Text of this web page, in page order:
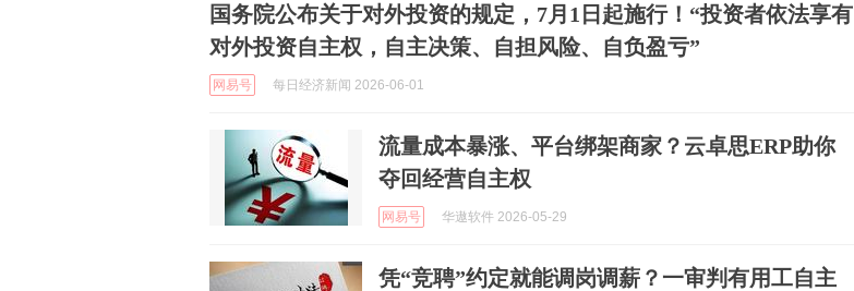
国务院公布关于对外投资的规定，7月1日起施行！“投资者依法享有
对外投资自主权，自主决策、自担风险、自负盈亏”
网易号 每日经济新闻 2026-06-01
流量成本暴涨、平台绑架商家？云卓思ERP助你
夺回经营自主权
网易号 华遨软件 2026-05-29
凭“竞聘”约定就能调岗调薪？一审判有用工自主